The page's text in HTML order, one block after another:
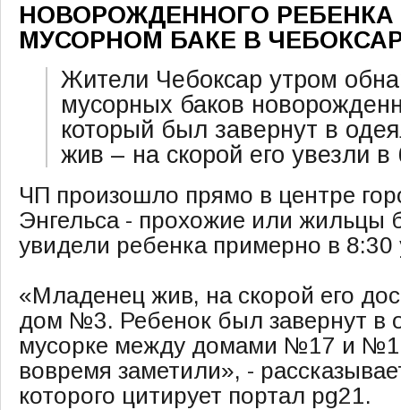
НОВОРОЖДЕННОГО
МУСОРНОМ БАКЕ В
Жители Чебоксар утром
мусорных баков
который был завернут в
жив – на скорой его увезли в
ЧП произошло прямо в центре
Энгельса - прохожие или жильцы
увидели ребенка примерно в 8:30
«Младенец жив, на скорой его
дом №3. Ребенок был завернут в
мусорке между домами №17 и
вовремя заметили», -
которого цитирует портал pg21.